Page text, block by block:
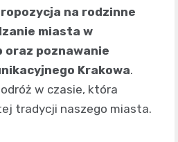
na rodzinne
miasta w
oraz poznawanie
Krakowa.
w czasie, która
tradycji naszego miasta.